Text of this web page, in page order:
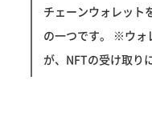
チェーンウォレット
の一つです。 ※ウォ
が、NFTの受け取り